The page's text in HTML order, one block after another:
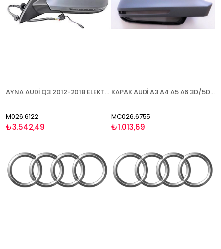
AYNA AUDİ Q3 2012-2018 ELEKTRİKLİ ISITMALI ASTARLI SİNYALLİ SOL
M026.6122
₺3.542,49
KAPAK AUDİ A3 A4 A5 A6 3D/5D (Q3 2011-) 2008-2010 ASTARLI SAĞ
MC026.6755
₺1.013,69